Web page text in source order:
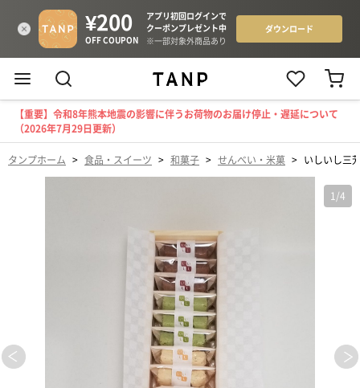
【重要】令和8年熊本地震の影響に伴うお荷物のお届け停止・遅延について
（2026年7月29日更新）
タンプホーム > 食品・スイーツ > 和菓子 > せんべい・米菓 > いしいし三
1 /4